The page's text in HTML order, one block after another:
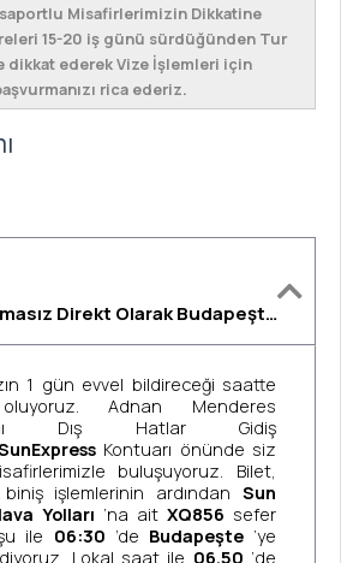
Misafirlerimizin Dikkatine
15-20 iş günü sürdüğünden Tur
dikkat ederek Vize İşlemleri için
rica ederiz.
İzmir – Aktarmasız Direkt Olarak Budapeşte, Tam Gün Budapeşte Turu, Budapeşte
1 gün evvel bildireceği saatte
Adnan Menderes
Dış Hatlar Gidiş
Kontuarı önünde siz
buluşuyoruz. Bilet,
işlemlerinin ardından Sun
Yolları ‘na ait XQ856 sefer
ile 06:30 ’de Budapeşte‘ye
Lokal saat ile 06.50 ‘de